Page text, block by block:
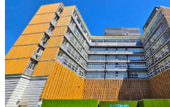
首 頁
搜尋景點
好康優惠